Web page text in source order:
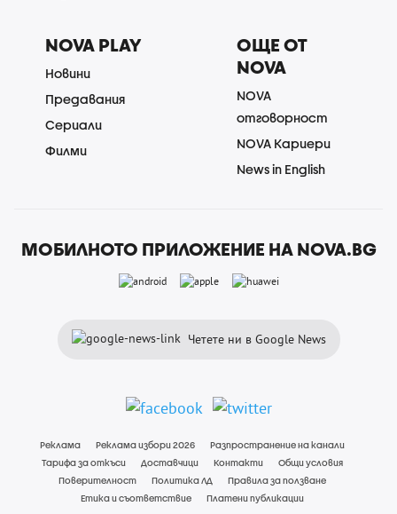
NOVA PLAY
Новини
Предавания
Сериали
Филми
ОЩЕ ОТ
NOVA
NOVA
отговорност
NOVA Кариери
News in English
МОБИЛНОТО ПРИЛОЖЕНИЕ НА NOVA.BG
Четете ни в Google News
Реклама Реклама избори 2026
Разпространение на канали
Тарифа за откъси
Доставчици Контакти
Общи условия
Поверителност
Политика ЛД
Правила за ползване
Етика и съответствие
Платени публикации